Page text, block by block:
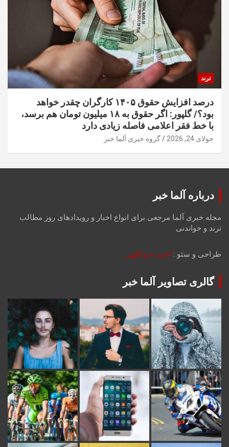
ترند
درصد افزایش حقوق ۱۴۰۵ کارگران چقدر خواهد
بود؟/ گلپور: اگر حقوق به ۱۸ میلیون تومان هم برسد،
با خط فقر اعلامی فاصله زیادی دارد
جولای 24, 2026 گروه خبری آلما خبر
درباره آلما خبر
مجله خبری آلما مرجعی برای انواع اخبار و رویدادهای روز مطالب
ترند و خواندنی
طراحی و سئو : احمد عبداللهی
گالری تصاویر آلما خبر